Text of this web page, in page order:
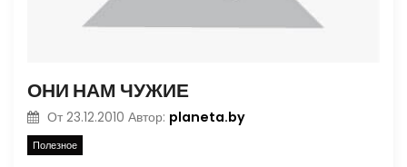
ОНИ НАМ ЧУЖИЕ
От 23.12.2010 Автор: planeta.by
Полезное